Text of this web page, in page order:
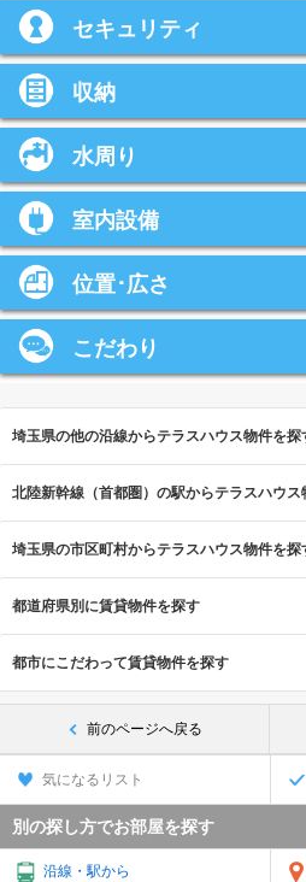
セキュリティ
収納
水周り
室内設備
位置･広さ
こだわり
埼玉県の他の沿線からテラスハウス物件を探
北陸新幹線（首都圏）の駅からテラスハウス
埼玉県の市区町村からテラスハウス物件を探
都道府県別に賃貸物件を探す
都市にこだわって賃貸物件を探す
前のページへ戻る
気になるリスト
別の探し方でお部屋を探す
沿線・駅から